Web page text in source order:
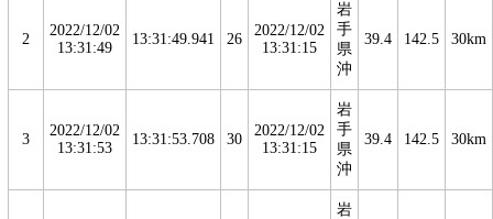
2
2022/12/02
13:31:49
13:31:49.941 26
2022/12/02
13:31:15
岩
手
県
沖
39.4 142.5 30km
3
2022/12/02
13:31:53
13:31:53.708 30
2022/12/02
13:31:15
岩
手
県
沖
39.4 142.5 30km
岩